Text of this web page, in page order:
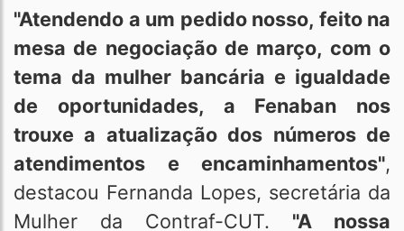
"Atendendo a um pedido nosso, feito na
mesa de negociação de março, com o
tema da mulher bancária e igualdade
de oportunidades, a Fenaban nos
trouxe a atualização dos números de
atendimentos e encaminhamentos",
destacou Fernanda Lopes, secretária da
Mulher da Contraf-CUT. "A nossa